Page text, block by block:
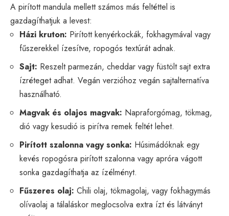
A pirított mandula mellett számos más feltéttel is
gazdagíthatjuk a levest:
Házi kruton: Pirított kenyérkockák, fokhagymával vagy
fűszerekkel ízesítve, ropogós textúrát adnak.
Sajt: Reszelt parmezán, cheddar vagy füstölt sajt extra
ízréteget adhat. Vegán verzióhoz vegán sajtalternatíva
használható.
Magvak és olajos magvak: Napraforgómag, tökmag,
dió vagy kesudió is pirítva remek feltét lehet.
Pirított szalonna vagy sonka: Húsimádóknak egy
kevés ropogósra pirított szalonna vagy apróra vágott
sonka gazdagíthatja az ízélményt.
Fűszeres olaj: Chili olaj, tökmagolaj, vagy fokhagymás
olívaolaj a tálaláskor meglocsolva extra ízt és látványt